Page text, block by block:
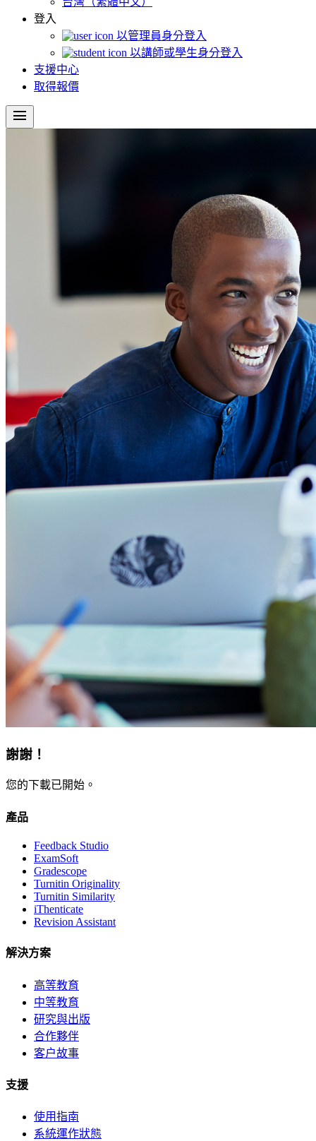
登入
以管理員身分登入
以講師或學生身分登入
支援中心
取得報價
menu
謝謝！
您的下載已開始。
產品
Feedback Studio
ExamSoft
Gradescope
Turnitin Originality
Turnitin Similarity
iThenticate
Revision Assistant
解決方案
高等教育
中等教育
研究與出版
合作夥伴
客户故事
支援
使用指南
系統運作狀態